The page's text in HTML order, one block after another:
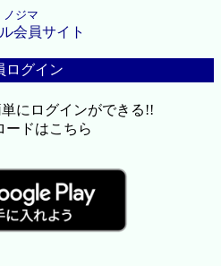
ノジマ
会員サイト
ログイン
にログインができる!!
ードはこちら